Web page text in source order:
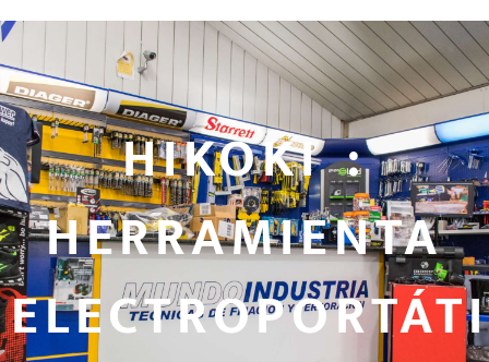
HIKOKI :
HERRAMIENTA